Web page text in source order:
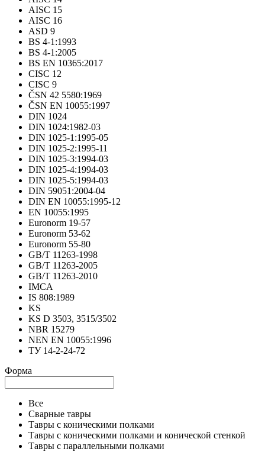
AISC 15
AISC 16
ASD 9
BS 4-1:1993
BS 4-1:2005
BS EN 10365:2017
CISC 12
CISC 9
ČSN 42 5580:1969
ČSN EN 10055:1997
DIN 1024
DIN 1024:1982-03
DIN 1025-1:1995-05
DIN 1025-2:1995-11
DIN 1025-3:1994-03
DIN 1025-4:1994-03
DIN 1025-5:1994-03
DIN 59051:2004-04
DIN EN 10055:1995-12
EN 10055:1995
Euronorm 19-57
Euronorm 53-62
Euronorm 55-80
GB/T 11263-1998
GB/T 11263-2005
GB/T 11263-2010
IMCA
IS 808:1989
KS
KS D 3503, 3515/3502
NBR 15279
NEN EN 10055:1996
ТУ 14-2-24-72
Форма
Все
Сварные тавры
Тавры с коническими полками
Тавры с коническими полками и конической стенкой
Тавры с параллельными полками